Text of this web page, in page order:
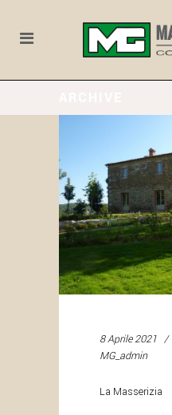
8 Aprile 2021
MG_admin
La Masserizia